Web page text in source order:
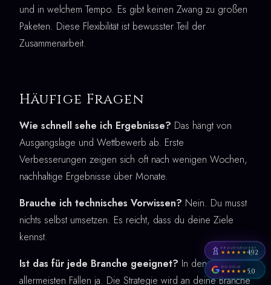
und in welchem Tempo. Es gibt keinen Zwang zu großen
Paketen. Diese Flexibilität ist bewusster Teil der
Zusammenarbeit.
Häufige Fragen
Wie schnell sehe ich Ergebnisse? Das hängt von
Ausgangslage und Wettbewerb ab. Erste
Verbesserungen zeigen sich oft nach wenigen Wochen,
nachhaltige Ergebnisse über Monate.
Brauche ich technisches Vorwissen? Nein. Du musst
nichts selbst umsetzen. Es reicht, dass du deine Ziele
kennst.
Ist das für jede Branche geeignet? In den
allermeisten Fällen ja. Die Strategie wird an deine Branche
PROVENEXPERT
★★★★★4,92
GOOGLE
★★★★★5,0